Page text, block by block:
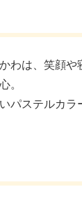
わは、笑顔や
。
パステルカラ